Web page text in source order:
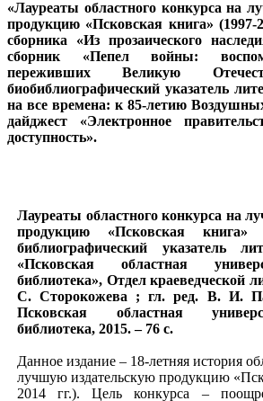
«Лауреаты областного конкурса на
продукцию «Псковская книга» (1997-
сборника «Из прозаического
сборник «Пепел войны:
переживших Великую
биобиблиографический указатель
на все времена: к 85-летию
дайджест «Электронное
доступность».
Лауреаты областного конкурса на
продукцию «Псковская
библиографический указатель
«Псковская областная
библиотека», Отдел краеведческой
С. Сторокожева ; гл. ред. В. И.
Псковская областная
библиотека, 2015. – 76 с.
Данное издание – 18-летняя история
лучшую издательскую продукцию
2014 гг.). Цель конкурса –